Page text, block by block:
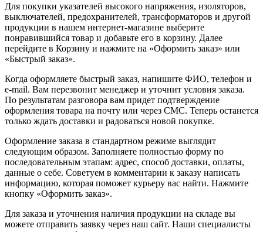
Для покупки указателей высокого напряжения, изоляторов,
выключателей, предохранителей, трансформаторов и другой
продукции в нашем интернет-магазине выберите
понравившийся товар и добавьте его в корзину. Далее
перейдите в Корзину и нажмите на «Оформить заказ» или
«Быстрый заказ».
Когда оформляете быстрый заказ, напишите ФИО, телефон и
e-mail. Вам перезвонит менеджер и уточнит условия заказа.
По результатам разговора вам придет подтверждение
оформления товара на почту или через СМС. Теперь останется
только ждать доставки и радоваться новой покупке.
Оформление заказа в стандартном режиме выглядит
следующим образом. Заполняете полностью форму по
последовательным этапам: адрес, способ доставки, оплаты,
данные о себе. Советуем в комментарии к заказу написать
информацию, которая поможет курьеру вас найти. Нажмите
кнопку «Оформить заказ».
Для заказа и уточнения наличия продукции на складе вы
можете отправить заявку через наш сайт. Наши специалисты